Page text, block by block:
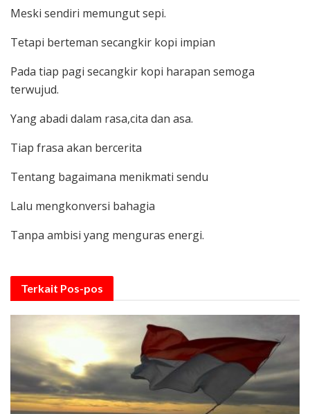
Meski sendiri memungut sepi.
Tetapi berteman secangkir kopi impian
Pada tiap pagi secangkir kopi harapan semoga
terwujud.
Yang abadi dalam rasa,cita dan asa.
Tiap frasa akan bercerita
Tentang bagaimana menikmati sendu
Lalu mengkonversi bahagia
Tanpa ambisi yang menguras energi.
Terkait Pos-pos